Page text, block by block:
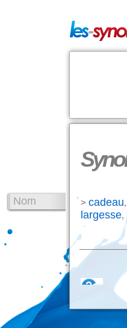
Nom > cadeau,
largesse,